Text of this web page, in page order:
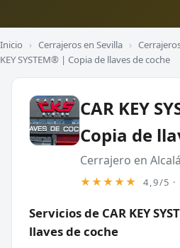
Inicio › Cerrajeros en Sevilla ›
KEY SYSTEM® | Copia de llaves de coche
CAR KEY
Copia de
Cerrajero en
★★★★★ 4,9/5 ·
Servicios de CAR KEY
llaves de coche